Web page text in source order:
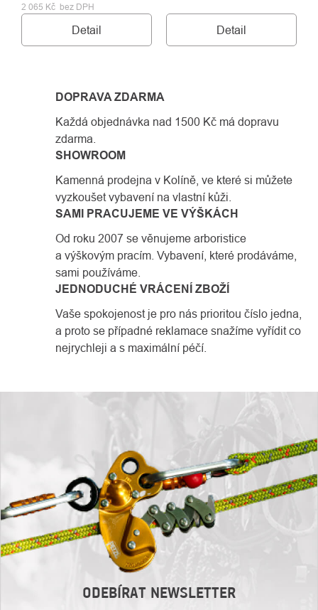
2 065 Kč bez DPH
Detail Detail
DOPRAVA ZDARMA
Každá objednávka nad 1500 Kč má dopravu
zdarma.
SHOWROOM
Kamenná prodejna v Kolíně, ve které si můžete
vyzkoušet vybavení na vlastní kůži.
SAMI PRACUJEME VE VÝŠKÁCH
Od roku 2007 se věnujeme arboristice
a výškovým pracím. Vybavení, které prodáváme,
sami používáme.
JEDNODUCHÉ VRÁCENÍ ZBOŽÍ
Vaše spokojenost je pro nás prioritou číslo jedna,
a proto se případné reklamace snažíme vyřídit co
nejrychleji a s maximální péčí.
ODEBÍRAT NEWSLETTER